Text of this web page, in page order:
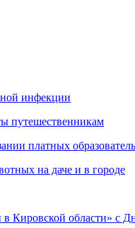
инфекции
путешественникам
платных
на даче и в городе
Кировской области» с